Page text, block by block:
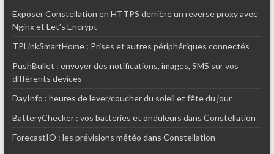
Exposer Constellation en HTTPS derrière un reverse proxy avec
Nginx et Let’s Encrypt
TPLinkSmartHome : Prises et autres périphériques connectés
PushBullet : envoyer des notifications, images, SMS sur vos
différents devices
DayInfo : heures de lever/coucher du soleil et fête du jour
BatteryChecker : vos batteries et onduleurs dans Constellation
ForecastIO : les prévisions météo dans Constellation